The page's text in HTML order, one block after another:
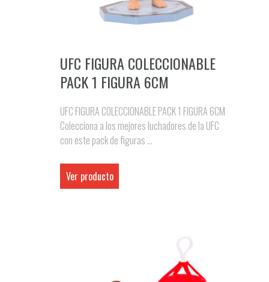
UFC FIGURA COLECCIONABLE
PACK 1 FIGURA 6CM
UFC FIGURA COLECCIONABLE PACK 1 FIGURA 6CM
Colecciona a los mejores luchadores de la UFC
con este pack de figuras ...
Ver producto